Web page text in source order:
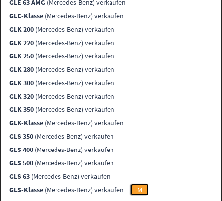
GLE 63 AMG (Mercedes-Benz) verkaufen
GLE-Klasse (Mercedes-Benz) verkaufen
GLK 200 (Mercedes-Benz) verkaufen
GLK 220 (Mercedes-Benz) verkaufen
GLK 250 (Mercedes-Benz) verkaufen
GLK 280 (Mercedes-Benz) verkaufen
GLK 300 (Mercedes-Benz) verkaufen
GLK 320 (Mercedes-Benz) verkaufen
GLK 350 (Mercedes-Benz) verkaufen
GLK-Klasse (Mercedes-Benz) verkaufen
GLS 350 (Mercedes-Benz) verkaufen
GLS 400 (Mercedes-Benz) verkaufen
GLS 500 (Mercedes-Benz) verkaufen
GLS 63 (Mercedes-Benz) verkaufen
GLS-Klasse (Mercedes-Benz) verkaufen
M